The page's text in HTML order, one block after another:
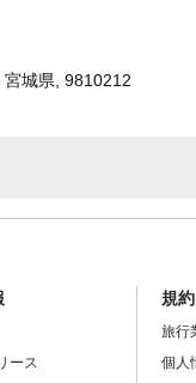
城県, 9810212
ース
規約
旅行
個人